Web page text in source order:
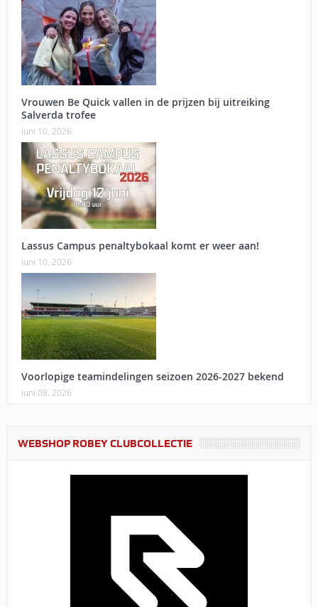
Vrouwen Be Quick vallen in de prijzen bij uitreiking
Salverda trofee
juni 10, 2026
Lassus Campus penaltybokaal komt er weer aan!
juni 10, 2026
Voorlopige teamindelingen seizoen 2026-2027 bekend
juni 08, 2026
WEBSHOP ROBEY CLUBCOLLECTIE